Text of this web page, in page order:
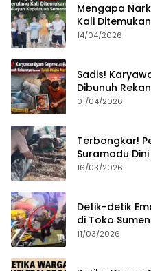
Mengapa
Kali
Sumenep?
14/04/2026
Sadis!
Dibunuh
Merampok
01/04/2026
Terbongkar!
Suramadu
16/03/2026
Detik-detik
di Toko
11/03/2026